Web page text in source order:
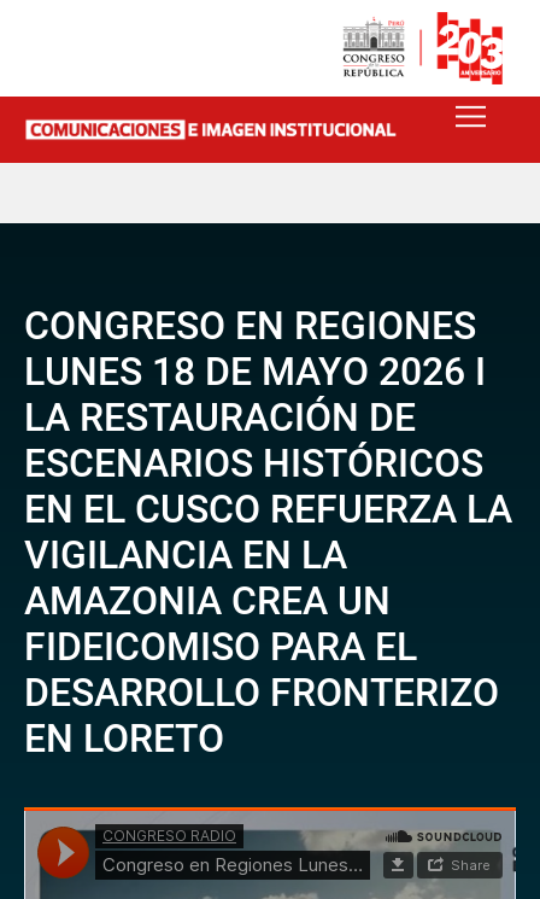
CONGRESO EN REGIONES
LUNES 18 DE MAYO 2026 I
LA RESTAURACIÓN DE
ESCENARIOS HISTÓRICOS
EN EL CUSCO REFUERZA LA
VIGILANCIA EN LA
AMAZONIA CREA UN
FIDEICOMISO PARA EL
DESARROLLO FRONTERIZO
EN LORETO